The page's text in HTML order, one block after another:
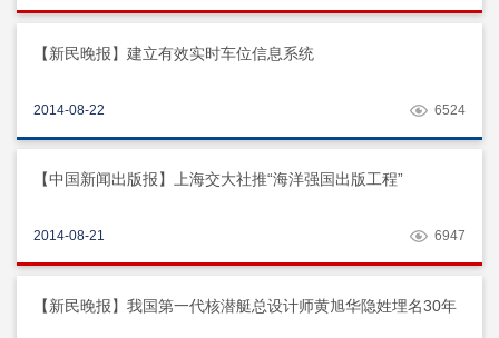
【新民晚报】建立有效实时车位信息系统
2014-08-22 6524
【中国新闻出版报】上海交大社推“海洋强国出版工程”
2014-08-21 6947
【新民晚报】我国第一代核潜艇总设计师黄旭华隐姓埋名30年